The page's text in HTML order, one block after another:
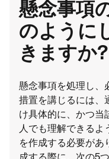
懸念事項
のように
きますか?
懸念事項を処理し、
措置を講じるには、
け具体的に、かつ当
人でも理解できるよ
を作成する必要があ